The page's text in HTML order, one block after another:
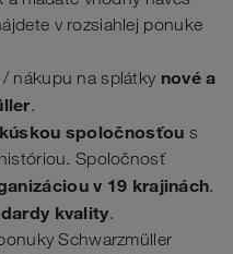
v rozsiahlej ponuke
/ nákupu na splátky nové a
.
spoločnosťou s
Spoločnosť
v 19 krajinách.
kvality.
Schwarzmüller